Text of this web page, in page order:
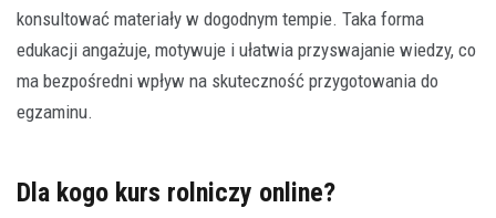
konsultować materiały w dogodnym tempie. Taka forma
edukacji angażuje, motywuje i ułatwia przyswajanie wiedzy, co
ma bezpośredni wpływ na skuteczność przygotowania do
egzaminu.
Dla kogo kurs rolniczy online?